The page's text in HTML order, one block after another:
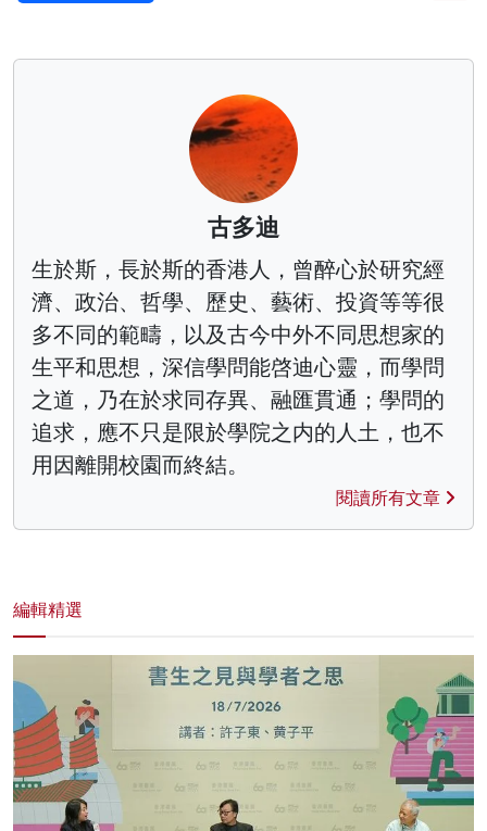
古多迪
生於斯，長於斯的香港人，曾醉心於研究經
濟、政治、哲學、歷史、藝術、投資等等很
多不同的範疇，以及古今中外不同思想家的
生平和思想，深信學問能啓迪心靈，而學問
之道，乃在於求同存異、融匯貫通；學問的
追求，應不只是限於學院之内的人土，也不
用因離開校園而終結。
閱讀所有文章
編輯精選